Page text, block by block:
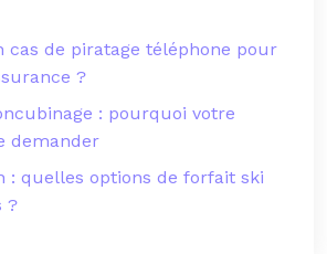
cas de piratage téléphone pour
?
: pourquoi votre
demander
: quelles options de forfait ski
?